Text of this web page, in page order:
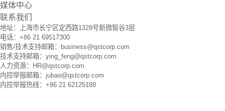
媒体中心
联系我们
地址：上海市长宁区定西路1328号新微智谷3层
电话：+86 21 69517300
销售/技术支持邮箱：business@qstcorp.com
技术支持邮箱：ying_feng@qstcorp.com
人力资源：HR@qstcorp.com
内控举报邮箱：jubao@qstcorp.com
内控举报热线：+86 21 62125188